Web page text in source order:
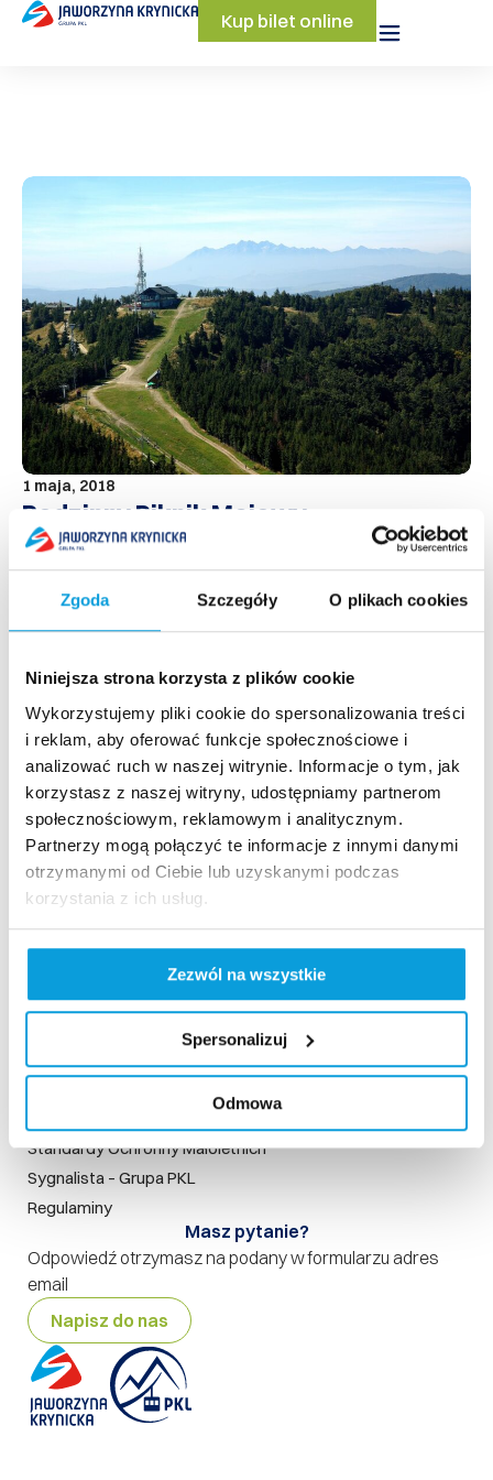
Zgoda Szczegóły O plikach cookies
Niniejsza strona korzysta z plików cookie
Wykorzystujemy pliki cookie do spersonalizowania treści
i reklam, aby oferować funkcje społecznościowe i
analizować ruch w naszej witrynie. Informacje o tym, jak
korzystasz z naszej witryny, udostępniamy partnerom
społecznościowym, reklamowym i analitycznym.
Partnerzy mogą połączyć te informacje z innymi danymi
otrzymanymi od Ciebie lub uzyskanymi podczas
korzystania z ich usług.
Zezwól na wszystkie
Spersonalizuj
Odmowa
Kup bilet online
1 maja, 2018
Rodzinny Piknik Majowy –
zapraszamy
W dniach od 1 do 5 maja 2018 r. zapraszamy na
Jaworzynę Krynicką. Na wszystkich odwiedzających
czekać będzie doskonała rozrywka. Na szczycie
Czytaj więcej
Szybki dostęp​
Strona główna
Kamery live
Nasze standardy
Rodo
Standardy Ochronny Małoletnich
Sygnalista – Grupa PKL
Regulaminy
Masz pytanie?
Odpowiedź otrzymasz na podany w formularzu adres
email
Napisz do nas